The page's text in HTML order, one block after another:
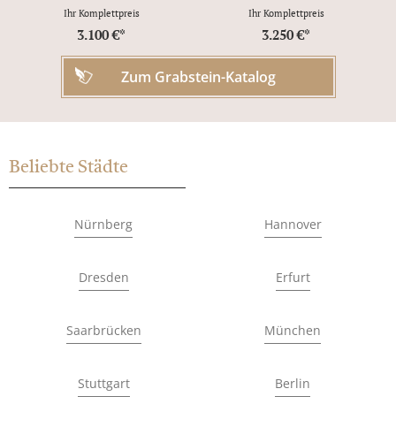
Ihr Komplettpreis
3.100 €*
Ihr Komplettpreis
3.250 €*
Zum Grabstein-Katalog
Beliebte Städte
Nürnberg Hannover
Dresden Erfurt
Saarbrücken München
Stuttgart Berlin